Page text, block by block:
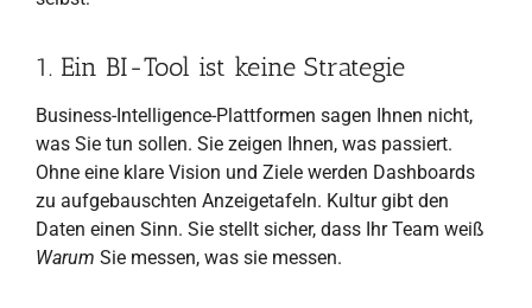
1. Ein BI-Tool ist keine Strategie
Business-Intelligence-Plattformen sagen Ihnen nicht,
was Sie tun sollen. Sie zeigen Ihnen, was passiert.
Ohne eine klare Vision und Ziele werden Dashboards
zu aufgebauschten Anzeigetafeln. Kultur gibt den
Daten einen Sinn. Sie stellt sicher, dass Ihr Team weiß
Warum Sie messen, was sie messen.